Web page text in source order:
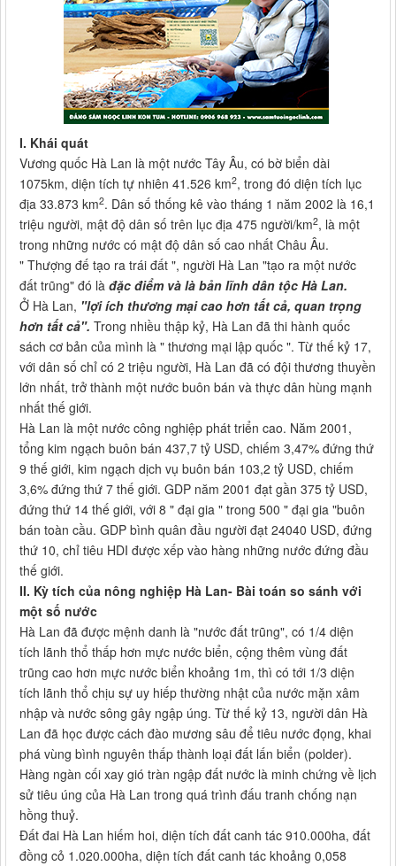
I. Khái quát
Vương quốc Hà Lan là một nước Tây Âu, có bờ biển dài
1075km, diện tích tự nhiên 41.526 km2, trong đó diện tích lục
địa 33.873 km2. Dân số thống kê vào tháng 1 năm 2002 là 16,1
triệu người, mật độ dân số trên lục địa 475 người/km2, là một
trong những nước có mật độ dân số cao nhất Châu Âu.
" Thượng đế tạo ra trái đất ", người Hà Lan "tạo ra một nước
đất trũng" đó là đặc điểm và là bản lĩnh dân tộc Hà Lan.
Ở Hà Lan, "lợi ích thương mại cao hơn tất cả, quan trọng
hơn tất cả". Trong nhiều thập kỷ, Hà Lan đã thi hành quốc
sách cơ bản của mình là " thương mại lập quốc ". Từ thế kỷ 17,
với dân số chỉ có 2 triệu người, Hà Lan đã có đội thương thuyền
lớn nhất, trở thành một nước buôn bán và thực dân hùng mạnh
nhất thế giới.
Hà Lan là một nước công nghiệp phát triển cao. Năm 2001,
tổng kim ngạch buôn bán 437,7 tỷ USD, chiếm 3,47% đứng thứ
9 thế giới, kim ngạch dịch vụ buôn bán 103,2 tỷ USD, chiếm
3,6% đứng thứ 7 thế giới. GDP năm 2001 đạt gần 375 tỷ USD,
đứng thứ 14 thế giới, với 8 " đại gia " trong 500 " đại gia "buôn
bán toàn cầu. GDP bình quân đầu người đạt 24040 USD, đứng
thứ 10, chỉ tiêu HDI được xếp vào hàng những nước đứng đầu
thế giới.
II. Kỳ tích của nông nghiệp Hà Lan- Bài toán so sánh với
một số nước
Hà Lan đã được mệnh danh là "nước đất trũng", có 1/4 diện
tích lãnh thổ thấp hơn mực nước biển, cộng thêm vùng đất
trũng cao hơn mực nước biển khoảng 1m, thì có tới 1/3 diện
tích lãnh thổ chịu sự uy hiếp thường nhật của nước mặn xâm
nhập và nước sông gây ngập úng. Từ thế kỷ 13, người dân Hà
Lan đã học được cách đào mương sâu để tiêu nước đọng, khai
phá vùng bình nguyên thấp thành loại đất lấn biển (polder).
Hàng ngàn cối xay gió tràn ngập đất nước là minh chứng về lịch
sử tiêu úng của Hà Lan trong quá trình đấu tranh chống nạn
hồng thuỷ.
Đất đai Hà Lan hiếm hoi, diện tích đất canh tác 910.000ha, đất
đồng cỏ 1.020.000ha, diện tích đất canh tác khoảng 0,058